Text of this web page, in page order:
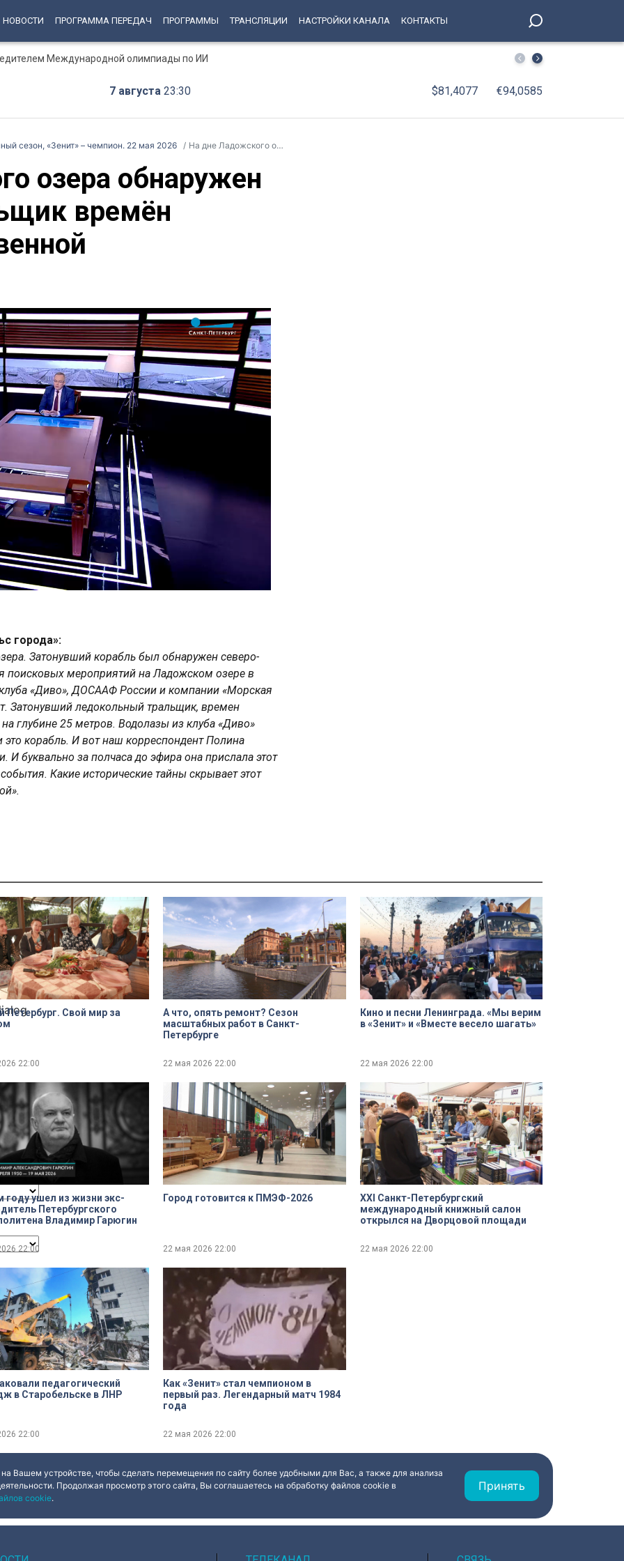
НОВОСТИ ПРОГРАММА ПЕРЕДАЧ ПРОГРАММЫ ТРАНСЛЯЦИИ НАСТРОЙКИ КАНАЛА КОНТАКТЫ
Международной олимпиады по ИИ С января по июнь 2026 года оборот организаций
7 августа 23:30 $81,4077 €94,0585
сезон, «Зенит» – чемпион. 22 мая 2026 На дне Ладожского озера обнаружен затонувший тральщик времён Великой Отечественной
озера обнаружен
времён
and close the window.
города»:
Затонувший корабль был обнаружен северо-
поисковых мероприятий на Ладожском озере в
«Диво», ДОСААФ России и компании «Морская
Затонувший ледокольный тральщик, времен
глубине 25 метров. Водолазы из клуба «Диво»
корабль. И вот наш корреспондент Полина
И буквально за полчаса до эфира она прислала этот
Какие исторические тайны скрывает этот
Петербург. Свой мир за
22:00
А что, опять ремонт? Сезон
масштабных работ в Санкт-
Петербурге
22 мая 2026 22:00
Кино и песни Ленинграда. «Мы верим
в «Зенит» и «Вместе весело шагать»
22 мая 2026 22:00
году ушел из жизни экс-
Петербургского
Владимир Гарюгин
22:00
Город готовится к ПМЭФ-2026
22 мая 2026 22:00
XXI Санкт-Петербургский
международный книжный салон
открылся на Дворцовой площади
22 мая 2026 22:00
педагогический
в Старобельске в ЛНР
22:00
Как «Зенит» стал чемпионом в
первый раз. Легендарный матч 1984
года
22 мая 2026 22:00
Вашем устройстве, чтобы сделать перемещения по сайту более удобными для Вас, а также для анализа
Продолжая просмотр этого сайта, Вы соглашаетесь на обработку файлов cookie в
cookie.
Принять